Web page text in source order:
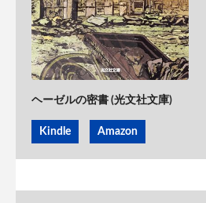
ヘーゼルの密書 (光文社文庫)
Kindle Amazon